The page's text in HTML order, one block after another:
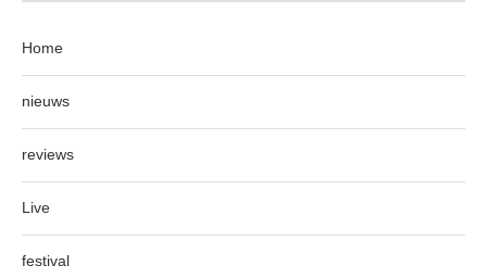
Home
nieuws
reviews
Live
festival